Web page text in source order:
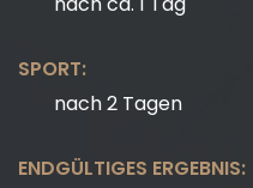
SPORT:
nach 2 Tagen
ENDGÜLTIGES ERGEBNIS: